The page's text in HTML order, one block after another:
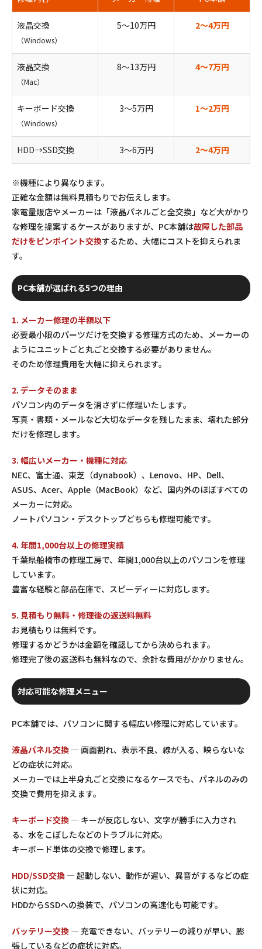
液晶交換
（Windows）
5〜10万円 2〜4万円
液晶交換
（Mac）
8〜13万円 4〜7万円
キーボード交換
（Windows）
3〜5万円 1〜2万円
HDD→SSD交換 3〜6万円 2〜4万円
※機種により異なります。
正確な金額は無料見積もりでお伝えします。
家電量販店やメーカーは「液晶パネルごと全交換」など大がかり
な修理を提案するケースがありますが、PC本舗は故障した部品
だけをピンポイント交換するため、大幅にコストを抑えられま
す。
PC本舗が選ばれる5つの理由
1. メーカー修理の半額以下
必要最小限のパーツだけを交換する修理方式のため、メーカーの
ようにユニットごと丸ごと交換する必要がありません。
そのため修理費用を大幅に抑えられます。
2. データそのまま
パソコン内のデータを消さずに修理いたします。
写真・書類・メールなど大切なデータを残したまま、壊れた部分
だけを修理します。
3. 幅広いメーカー・機種に対応
NEC、富士通、東芝（dynabook）、Lenovo、HP、Dell、
ASUS、Acer、Apple（MacBook）など、国内外のほぼすべての
メーカーに対応。
ノートパソコン・デスクトップどちらも修理可能です。
4. 年間1,000台以上の修理実績
千葉県船橋市の修理工房で、年間1,000台以上のパソコンを修理
しています。
豊富な経験と部品在庫で、スピーディーに対応します。
5. 見積もり無料・修理後の返送料無料
お見積もりは無料です。
修理するかどうかは金額を確認してから決められます。
修理完了後の返送料も無料なので、余計な費用がかかりません。
対応可能な修理メニュー
PC本舗では、パソコンに関する幅広い修理に対応しています。
液晶パネル交換 — 画面割れ、表示不良、線が入る、映らないな
どの症状に対応。
メーカーでは上半身丸ごと交換になるケースでも、パネルのみの
交換で費用を抑えます。
キーボード交換 — キーが反応しない、文字が勝手に入力され
る、水をこぼしたなどのトラブルに対応。
キーボード単体の交換で修理します。
HDD/SSD交換 — 起動しない、動作が遅い、異音がするなどの症
状に対応。
HDDからSSDへの換装で、パソコンの高速化も可能です。
バッテリー交換 — 充電できない、バッテリーの減りが早い、膨
張しているなどの症状に対応。